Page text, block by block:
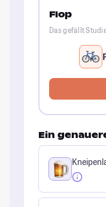
Flop
Das gefällt
Ein